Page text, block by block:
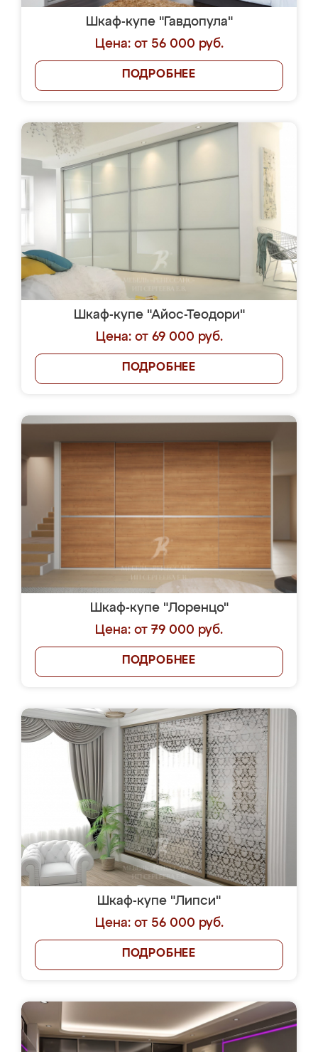
Шкаф-купе "Гавдопула"
Цена: от 56 000 руб.
ПОДРОБНЕЕ
Шкаф-купе "Айос-Теодори"
Цена: от 69 000 руб.
ПОДРОБНЕЕ
Шкаф-купе "Лоренцо"
Цена: от 79 000 руб.
ПОДРОБНЕЕ
Шкаф-купе "Липси"
Цена: от 56 000 руб.
ПОДРОБНЕЕ